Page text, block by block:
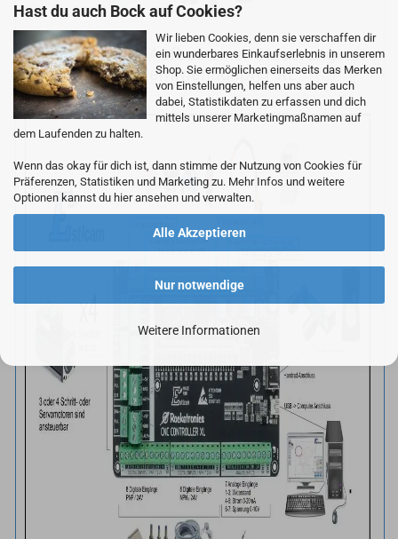
Hast du auch Bock auf Cookies?
Wir lieben Cookies, denn sie verschaffen dir
ein wunderbares Einkaufserlebnis in unserem
Shop. Sie ermöglichen einerseits das Merken
von Einstellungen, helfen uns aber auch
dabei, Statistikdaten zu erfassen und dich
mittels unserer Marketingmaßnamen auf
dem Laufenden zu halten.
Wenn das okay für dich ist, dann stimme der Nutzung von Cookies für
Präferenzen, Statistiken und Marketing zu. Mehr Infos und weitere
Optionen kannst du hier ansehen und verwalten.
Alle Akzeptieren
Nur notwendige
Weitere Informationen
Schematischer Aufbau einer Steuerung mit
dem Estlcam Klemmenadapter XL: